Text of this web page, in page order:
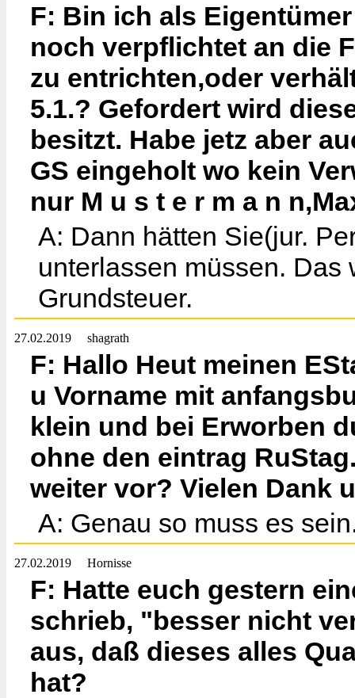
F: Bin ich als
noch verpflichtet an die
zu entrichten,oder
5.1.? Gefordert wird
besitzt. Habe jetz aber
GS eingeholt wo kein
nur M u s t e r m a n
A: Dann hätten Sie(jur.
unterlassen müssen.
Grundsteuer.
27.02.2019 shagrath
F: Hallo Heut meinen
u Vorname mit
klein und bei Erworben
ohne den eintrag
weiter vor? Vielen Dank
A: Genau so muss es
27.02.2019 Hornisse
F: Hatte euch gestern
schrieb, "besser nicht
aus, daß dieses alles
hat?